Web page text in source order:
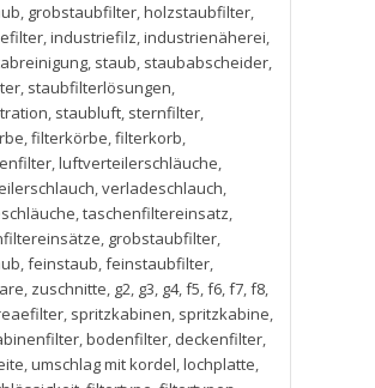
, grobstaubfilter,holzstaubfilter,
,industriefilz,industrienäherei,
, staub, staubabscheider,
, staubfilterlösungen,
, staubluft, sternfilter,
,filterkörbe,filterkorb,
,luftverteilerschläuche,
,verladeschlauch,
,taschenfiltereinsatz,
, grobstaubfilter,
,feinstaub,feinstaubfilter,
, zuschnitte, g2, g3, g4,f5,f6,f7,f8,
, spritzkabinen, spritzkabine,
,bodenfilter, deckenfilter,
,umschlag mit kordel,lochplatte,